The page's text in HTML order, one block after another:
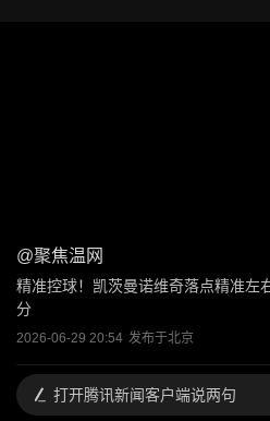
@聚焦温网
精准控球！凯茨曼诺维奇落点精准左
分
2026-06-29 20:54 发布于北京
打开腾讯新闻客户端说两句